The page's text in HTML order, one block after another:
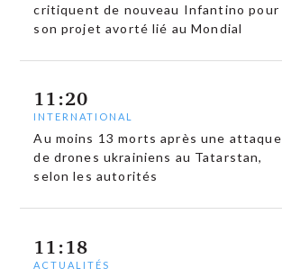
critiquent de nouveau Infantino pour
son projet avorté lié au Mondial
11:20
INTERNATIONAL
Au moins 13 morts après une attaque
de drones ukrainiens au Tatarstan,
selon les autorités
11:18
ACTUALITÉS